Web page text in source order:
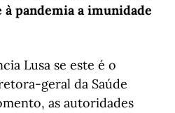
pandemia a imunidade
Lusa se este é o
geral da Saúde
as autoridades